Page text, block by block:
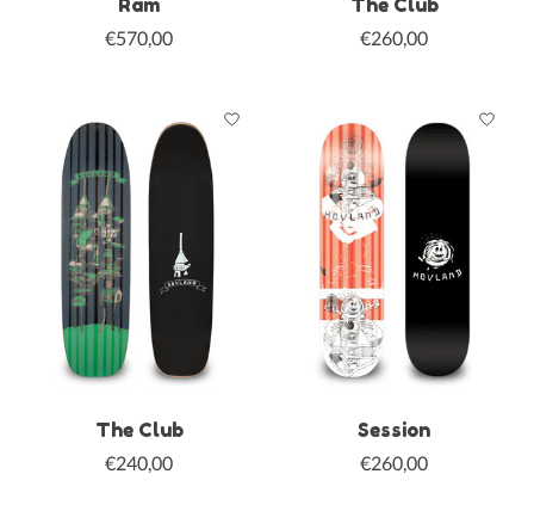
€570,00 €260,00
The Club
€240,00
Session
€260,00